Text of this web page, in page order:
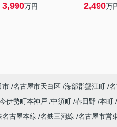
3,990万円 2,490万
市 名古屋市天白区 海部郡蟹江町
今伊勢町本神戸 中須町 春田野 本町
名古屋本線 名鉄三河線 名古屋市営